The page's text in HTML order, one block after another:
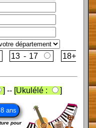
13 - 17 18+
] -- [Ukulélé : ]
pour